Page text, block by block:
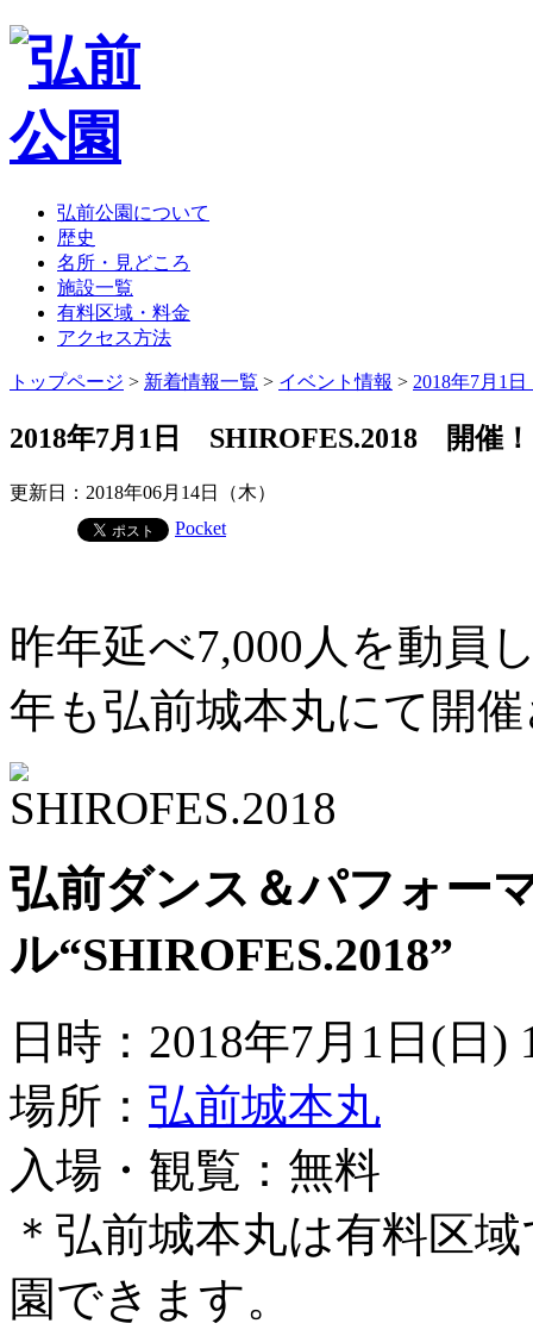
弘前公園について
歴史
名所・見どころ
施設一覧
有料区域・料金
アクセス方法
トップページ > 新着情報一覧 > イベント情報 > 2018年7月1
2018年7月1日 SHIROFES.2018 開催！
更新日：2018年06月14日（木）
Pocket
昨年延べ7,000人を動員
年も弘前城本丸にて開
弘前ダンス＆パフォー
ル“SHIROFES.2018”
日時：2018年7月1日(日)
場所： 弘前城本丸
入場・観覧：無料
＊弘前城本丸は有料区
園できます。